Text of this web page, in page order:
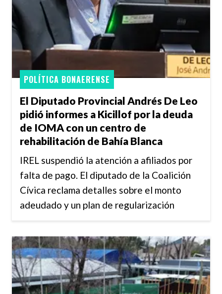
El Diputado Provincial Andrés De Leo
pidió informes a Kicillof por la deuda
de IOMA con un centro de
rehabilitación de Bahía Blanca
POLÍTICA BONAERENSE
IREL suspendió la atención a afiliados por
falta de pago. El diputado de la Coalición
Cívica reclama detalles sobre el monto
adeudado y un plan de regularización